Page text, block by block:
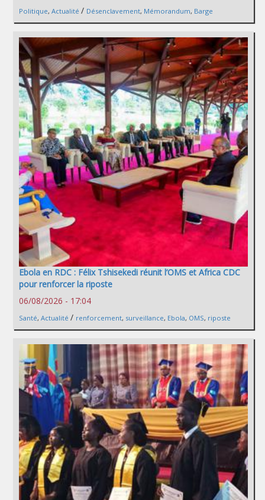
Politique, Actualité / Désenclavement, Mémorandum, Barge
Ebola en RDC : Félix Tshisekedi réunit l’OMS et Africa CDC
pour renforcer la riposte
06/08/2026 - 17:04
Santé, Actualité / renforcement, surveillance, Ebola, OMS, riposte